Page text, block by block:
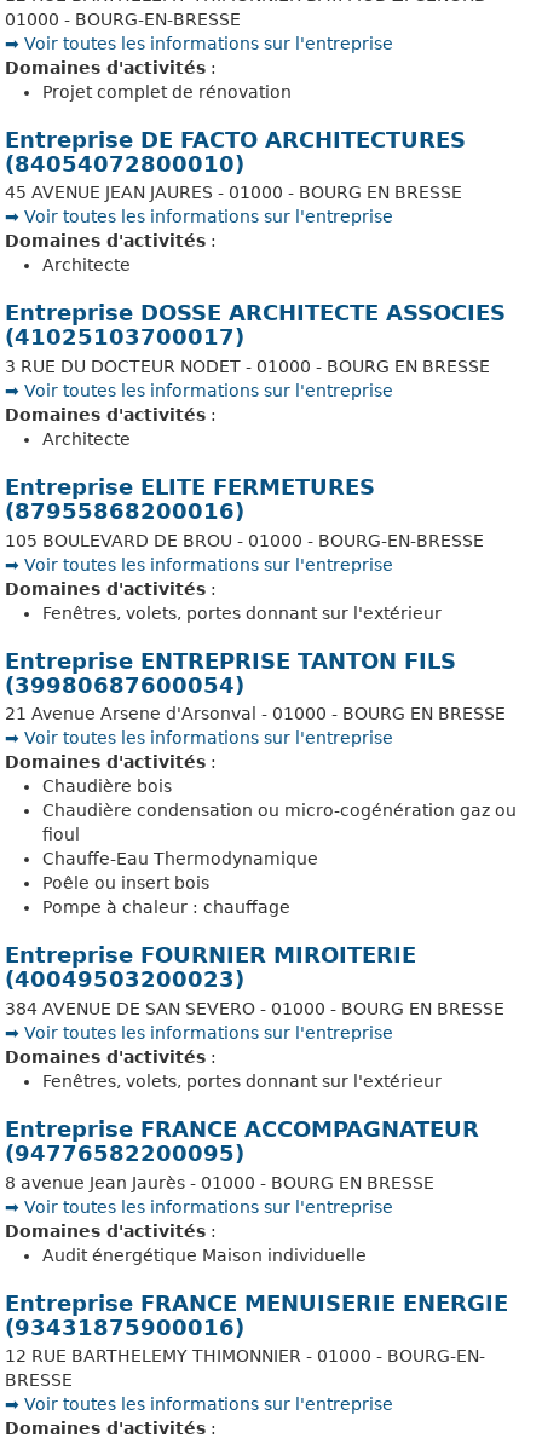
01000 - BOURG-EN-BRESSE
➡️ Voir toutes les informations sur l'entreprise
Domaines d'activités :
Projet complet de rénovation
Entreprise DE FACTO ARCHITECTURES
(84054072800010)
45 AVENUE JEAN JAURES - 01000 - BOURG EN BRESSE
➡️ Voir toutes les informations sur l'entreprise
Domaines d'activités :
Architecte
Entreprise DOSSE ARCHITECTE ASSOCIES
(41025103700017)
3 RUE DU DOCTEUR NODET - 01000 - BOURG EN BRESSE
➡️ Voir toutes les informations sur l'entreprise
Domaines d'activités :
Architecte
Entreprise ELITE FERMETURES
(87955868200016)
105 BOULEVARD DE BROU - 01000 - BOURG-EN-BRESSE
➡️ Voir toutes les informations sur l'entreprise
Domaines d'activités :
Fenêtres, volets, portes donnant sur l'extérieur
Entreprise ENTREPRISE TANTON FILS
(39980687600054)
21 Avenue Arsene d'Arsonval - 01000 - BOURG EN BRESSE
➡️ Voir toutes les informations sur l'entreprise
Domaines d'activités :
Chaudière bois
Chaudière condensation ou micro-cogénération gaz ou
fioul
Chauffe-Eau Thermodynamique
Poêle ou insert bois
Pompe à chaleur : chauffage
Entreprise FOURNIER MIROITERIE
(40049503200023)
384 AVENUE DE SAN SEVERO - 01000 - BOURG EN BRESSE
➡️ Voir toutes les informations sur l'entreprise
Domaines d'activités :
Fenêtres, volets, portes donnant sur l'extérieur
Entreprise FRANCE ACCOMPAGNATEUR
(94776582200095)
8 avenue Jean Jaurès - 01000 - BOURG EN BRESSE
➡️ Voir toutes les informations sur l'entreprise
Domaines d'activités :
Audit énergétique Maison individuelle
Entreprise FRANCE MENUISERIE ENERGIE
(93431875900016)
12 RUE BARTHELEMY THIMONNIER - 01000 - BOURG-EN-
BRESSE
➡️ Voir toutes les informations sur l'entreprise
Domaines d'activités :